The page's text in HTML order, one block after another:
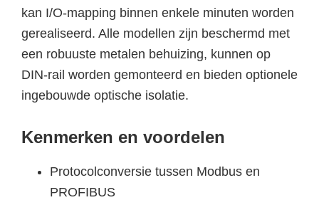
kan I/O-mapping binnen enkele minuten worden
gerealiseerd. Alle modellen zijn beschermd met
een robuuste metalen behuizing, kunnen op
DIN-rail worden gemonteerd en bieden optionele
ingebouwde optische isolatie.
Kenmerken en voordelen
Protocolconversie tussen Modbus en
PROFIBUS